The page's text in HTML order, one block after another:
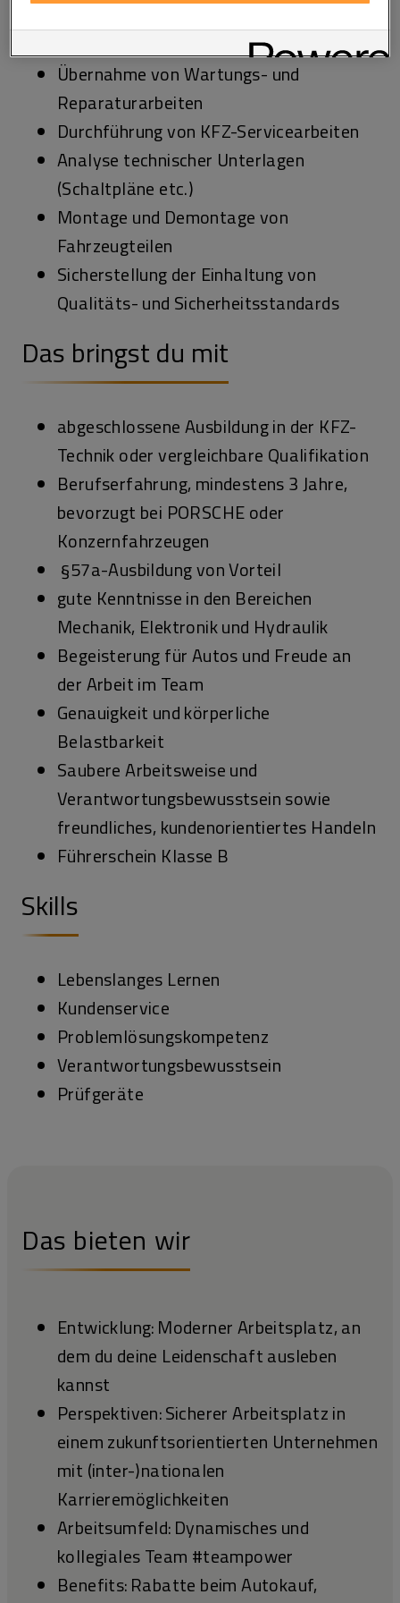
Übernahme von Wartungs- und
Reparaturarbeiten
Durchführung von KFZ-Servicearbeiten
Analyse technischer Unterlagen
(Schaltpläne etc.)
Montage und Demontage von
Fahrzeugteilen
Sicherstellung der Einhaltung von
Qualitäts- und Sicherheitsstandards
Das bringst du mit
abgeschlossene Ausbildung in der KFZ-
Technik oder vergleichbare Qualifikation
Berufserfahrung, mindestens 3 Jahre,
bevorzugt bei PORSCHE oder
Konzernfahrzeugen
§57a-Ausbildung von Vorteil
gute Kenntnisse in den Bereichen
Mechanik, Elektronik und Hydraulik
Begeisterung für Autos und Freude an
der Arbeit im Team
Genauigkeit und körperliche
Belastbarkeit
Saubere Arbeitsweise und
Verantwortungsbewusstsein sowie
freundliches, kundenorientiertes Handeln
Führerschein Klasse B
Skills
Lebenslanges Lernen
Kundenservice
Problemlösungskompetenz
Verantwortungsbewusstsein
Prüfgeräte
Das bieten wir
Entwicklung: Moderner Arbeitsplatz, an
dem du deine Leidenschaft ausleben
kannst
Perspektiven: Sicherer Arbeitsplatz in
einem zukunftsorientierten Unternehmen
mit (inter-)nationalen
Karrieremöglichkeiten
Arbeitsumfeld: Dynamisches und
kollegiales Team #teampower
Benefits: Rabatte beim Autokauf,
Technologien finden Sie in unserer Cookie und Technologie
Richtlinie sowie in den Technologie Einstellungen am Ende der
Website.